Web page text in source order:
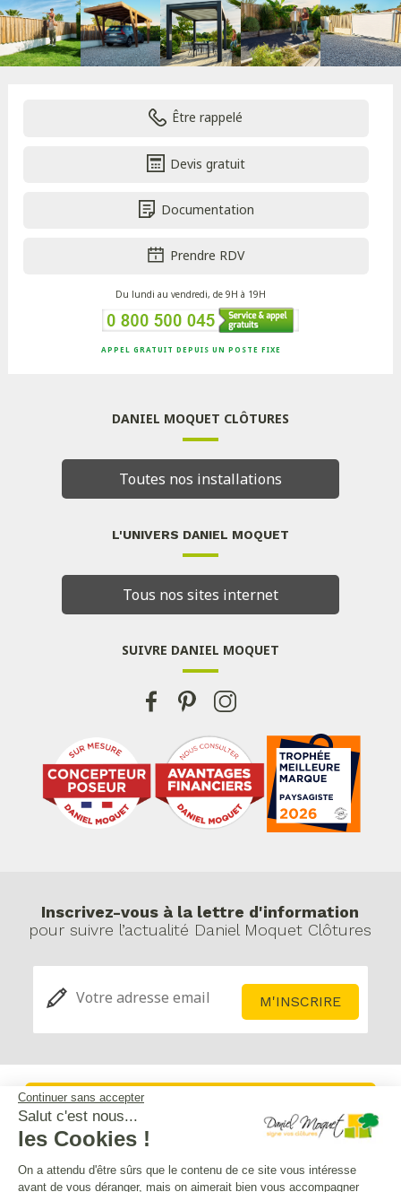
Continuer sans accepter
Salut c'est nous...
les Cookies !
On a attendu d'être sûrs que le contenu de ce site vous intéresse
avant de vous déranger, mais on aimerait bien vous accompagner
Être rappelé
Devis gratuit
Documentation
Prendre RDV
Du lundi au vendredi, de 9H à 19H
APPEL GRATUIT DEPUIS UN POSTE FIXE
DANIEL MOQUET CLÔTURES
Toutes nos installations
L'UNIVERS DANIEL MOQUET
Tous nos sites internet
SUIVRE DANIEL MOQUET
Inscrivez-vous à la lettre d'information
pour suivre l’actualité Daniel Moquet Clôtures
Mentions légales